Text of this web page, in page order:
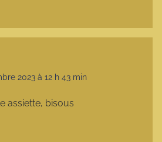
2023 à 12 h 43 min
assiette, bisous